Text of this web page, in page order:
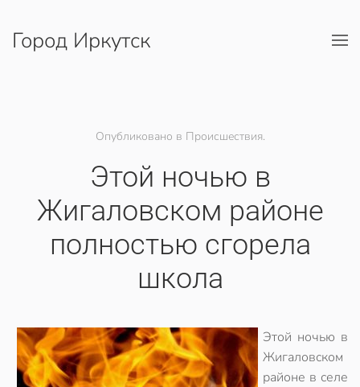
Перейти к содержимому
Город Иркутск
Опубликовано в Происшествия.
Этой ночью в
Жигаловском районе
полностью сгорела
школа
Этой ночью в
Жигаловском
районе в селе